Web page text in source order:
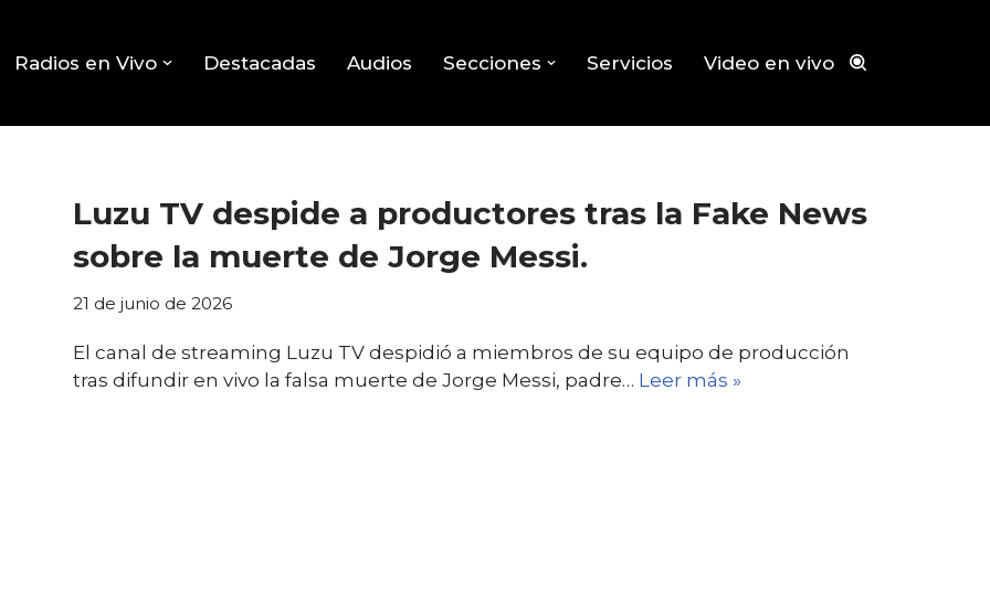
Radios en Vivo Destacadas Audios Secciones Servicios Video en vivo
Luzu TV despide a productores tras la Fake News
sobre la muerte de Jorge Messi.
21 de junio de 2026
El canal de streaming Luzu TV despidió a miembros de su equipo de producción
tras difundir en vivo la falsa muerte de Jorge Messi, padre… Leer más »